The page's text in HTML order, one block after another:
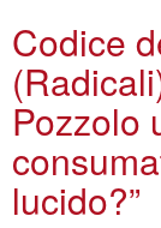
Codice
Pozzolo
lucido?”